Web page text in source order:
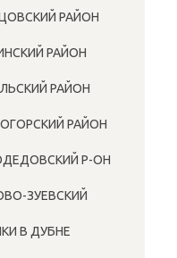
РАЙОН
РАЙОН
РАЙОН
РАЙОН
Р-ОН
ЗУЕВСКИЙ
В ДУБНЕ